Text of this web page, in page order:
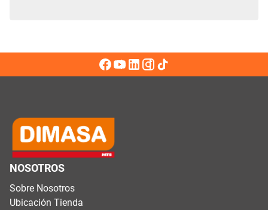
NOSOTROS
Sobre Nosotros
Ubicación Tienda